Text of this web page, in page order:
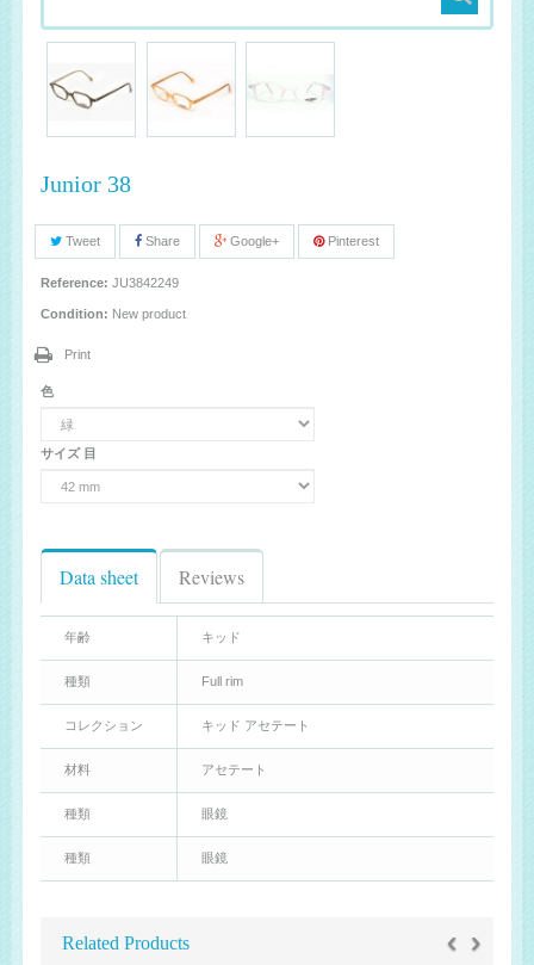
Junior 38
Tweet Share Google+ Pinterest
Reference: JU3842249
Condition: New product
Print
色
サイズ 目
Data sheet Reviews
年齢 キッド
種類 Full rim
コレクション キッド アセテート
材料 アセテート
種類 眼鏡
種類 眼鏡
Related Products ‹ ›